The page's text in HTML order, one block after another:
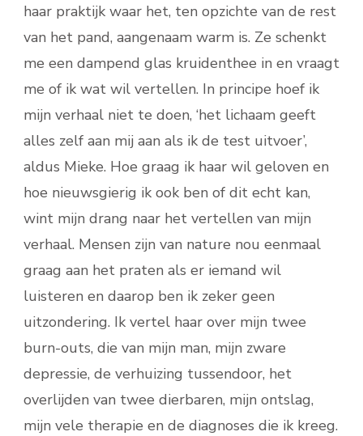
haar praktijk waar het, ten opzichte van de rest
van het pand, aangenaam warm is. Ze schenkt
me een dampend glas kruidenthee in en vraagt
me of ik wat wil vertellen. In principe hoef ik
mijn verhaal niet te doen, ‘het lichaam geeft
alles zelf aan mij aan als ik de test uitvoer’,
aldus Mieke. Hoe graag ik haar wil geloven en
hoe nieuwsgierig ik ook ben of dit echt kan,
wint mijn drang naar het vertellen van mijn
verhaal. Mensen zijn van nature nou eenmaal
graag aan het praten als er iemand wil
luisteren en daarop ben ik zeker geen
uitzondering. Ik vertel haar over mijn twee
burn-outs, die van mijn man, mijn zware
depressie, de verhuizing tussendoor, het
overlijden van twee dierbaren, mijn ontslag,
mijn vele therapie en de diagnoses die ik kreeg.